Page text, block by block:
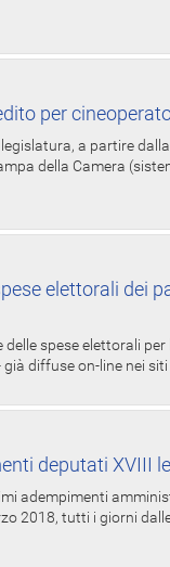
per
a partire
della Camera
elettorali dei
spese elettorali
già diffuse on-line nei
deputati XVIII
adempimenti
2018, tutti i giorni